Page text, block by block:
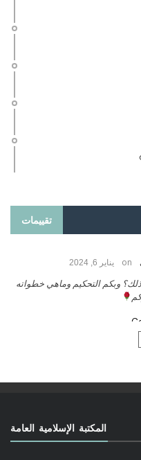
تقييمات
يناير 25, 2026
أرغب بنشر كتابي معكم
المكتبة الإسلامية العامة